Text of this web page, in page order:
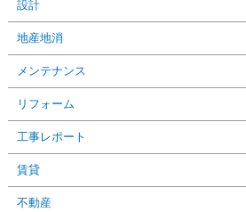
設計
地産地消
メンテナンス
リフォーム
工事レポート
賃貸
不動産